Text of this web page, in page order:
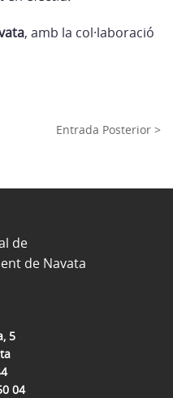
, amb la col·laboració
Entrada Posterior >
5
04
de
de Navata